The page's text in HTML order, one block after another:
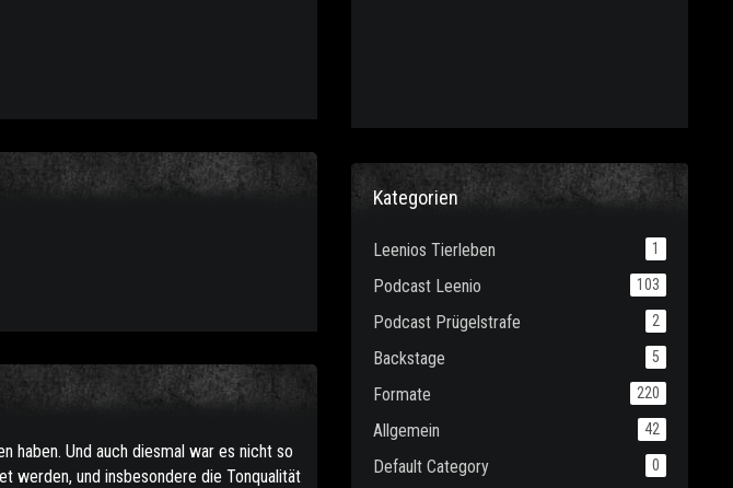
haben. Und auch diesmal war es nicht so
werden, und insbesondere die Tonqualität
Kategorien
Leenios Tierleben 1
Podcast Leenio 103
Podcast Prügelstrafe 2
Backstage 5
Formate 220
Allgemein 42
Default Category 0